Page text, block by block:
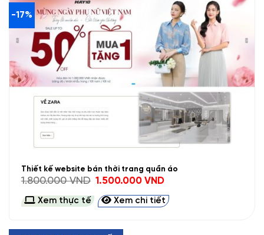
-17%
Thiết kế website bán thời trang quần áo
1.800.000VND Giá
là:
1.800.000 VND.
1.500.000VNDGiá
tại
là:
Xem thực tế Xem chi tiết